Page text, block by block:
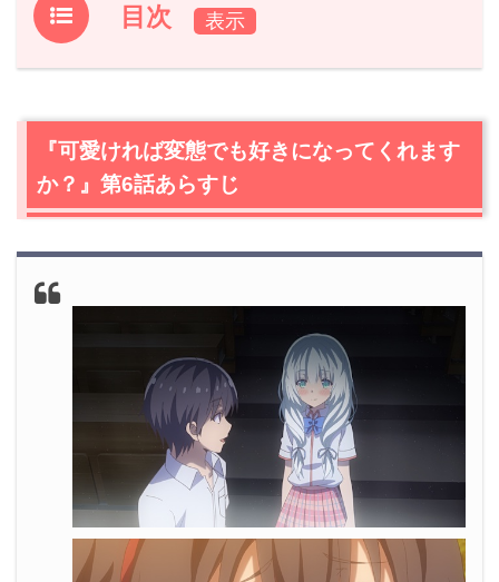
目次
1.『可愛ければ変態でも好きになってくれますか？』第6話
2.
【ネタバレ】『可愛ければ変態でも好きになってくれま
すか？』第6話の感想
2.1 部室に来たシンデレラ候補、副会長の藤本彩乃！
2.3紗雪先輩と彩乃と河原でゴミ拾い！
『可愛ければ変態でも好きになってくれますか？』第6
話あらすじ・ネタバレ感想まとめ
『可愛ければ変態でも好きになってくれます
か？』第6話あらすじ